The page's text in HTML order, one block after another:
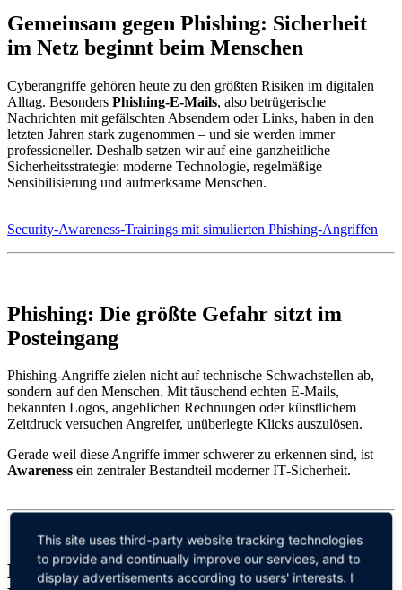
Gemeinsam gegen Phishing: Sicherheit
im Netz beginnt beim Menschen
Cyberangriffe gehören heute zu den größten Risiken im digitalen
Alltag. Besonders Phishing‑E-Mails, also betrügerische
Nachrichten mit gefälschten Absendern oder Links, haben in den
letzten Jahren stark zugenommen – und sie werden immer
professioneller. Deshalb setzen wir auf eine ganzheitliche
Sicherheitsstrategie: moderne Technologie, regelmäßige
Sensibilisierung und aufmerksame Menschen.
Security-Awareness-Trainings mit simulierten Phishing-Angriffen
Phishing: Die größte Gefahr sitzt im
Posteingang
Phishing‑Angriffe zielen nicht auf technische Schwachstellen ab,
sondern auf den Menschen. Mit täuschend echten E-Mails,
bekannten Logos, angeblichen Rechnungen oder künstlichem
Zeitdruck versuchen Angreifer, unüberlegte Klicks auszulösen.
Gerade weil diese Angriffe immer schwerer zu erkennen sind, ist
Awareness ein zentraler Bestandteil moderner IT‑Sicherheit.
Lernen mit realistischen
This site uses third-party website tracking technologies
to provide and continually improve our services, and to
display advertisements according to users' interests. I